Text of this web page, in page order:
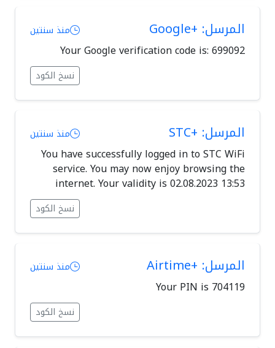
المرسل: +Google منذ سنتين
Your Google verification code is: 699092
نسخ الكود
المرسل: +STC منذ سنتين
You have successfully logged in to STC WiFi
service. You may now enjoy browsing the
internet. Your validity is 02.08.2023 13:53
نسخ الكود
المرسل: +Airtime منذ سنتين
Your PIN is 704119
نسخ الكود